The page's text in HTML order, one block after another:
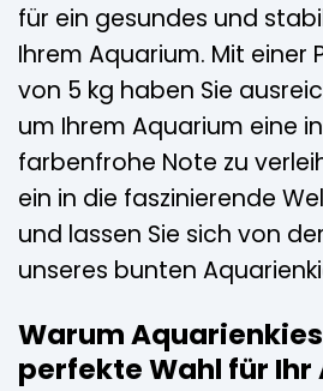
für ein gesundes und
Ihrem Aquarium. Mit einer
von 5 kg haben Sie
um Ihrem Aquarium eine
farbenfrohe Note zu
ein in die faszinierende
und lassen Sie sich von
unseres bunten
Warum
perfekte Wahl für